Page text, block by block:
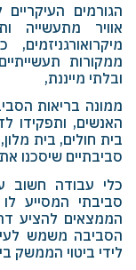
הגורמים
אוויר מתעשייה
ממקורות
ובלתי מייננת,
ממונה בריאות
האנשים, ותפקידו
בית חולים, בית
סביבתיים שיסכנו
כלי עבודה חשוב
סביבתי המסייע
הממצאים להציע
הסביבה משמש
לידי ביטוי הממשק